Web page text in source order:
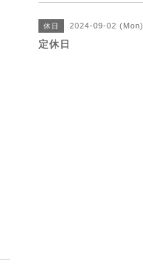
休日 2024-09-02 (Mon)
定休日